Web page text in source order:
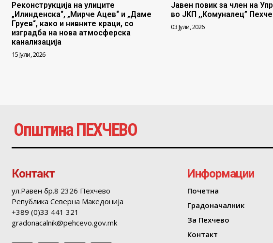
Реконструкција на улиците
„Илинденска“, „Мирче Ацев“ и „Даме
Груев“, како и нивните краци, со
изградба на нова атмосферска
канализација
15 Јули, 2026
Јавен повик за член на
во ЈКП ,,Комуналец”
03 Јули, 2026
Општина ПЕХЧЕВО
Контакт
ул.Равен бр.8 2326 Пехчево
Република Северна Македонија
+389 (0)33 441 321
gradonacalnik@pehcevo.gov.mk
Информации
Почетна
Градоначалник
За Пехчево
Контакт